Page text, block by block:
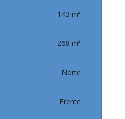
143 m²
268 m²
Norte
Frente